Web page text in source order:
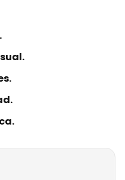
.
.
.
.
.